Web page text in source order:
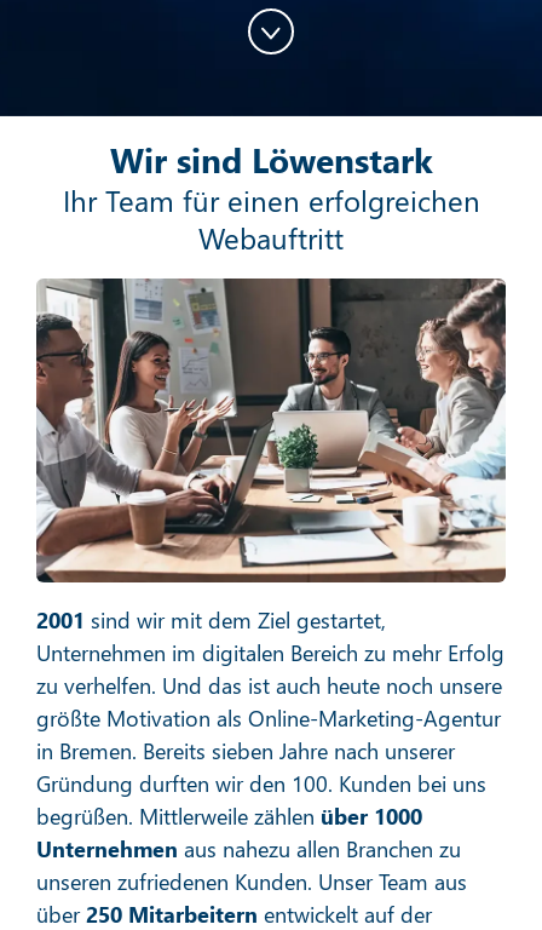
Mehr erfahren
Social Media Marketing
Mehr erfahren
E-Mail-Marketing
Mehr erfahren
Wir sind Löwenstark
Ihr Team für einen erfolgreichen
Webauftritt
2001 sind wir mit dem Ziel gestartet,
Unternehmen im digitalen Bereich zu mehr Erfolg
zu verhelfen. Und das ist auch heute noch unsere
größte Motivation als Online-Marketing-Agentur
in Bremen. Bereits sieben Jahre nach unserer
Gründung durften wir den 100. Kunden bei uns
begrüßen. Mittlerweile zählen über 1000
Unternehmen aus nahezu allen Branchen zu
unseren zufriedenen Kunden. Unser Team aus
über250 Mitarbeitern entwickelt auf der